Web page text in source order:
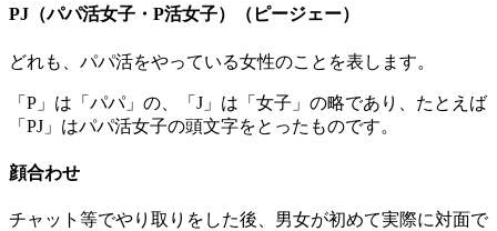
PJ（パパ活女子・P活女子）（ピージェー）
どれも、パパ活をやっている女性のことを表します。
「P」は「パパ」の、「J」は「女子」の略であり、たとえば
「PJ」はパパ活女子の頭文字をとったものです。
顔合わせ
チャット等でやり取りをした後、男女が初めて実際に対面で